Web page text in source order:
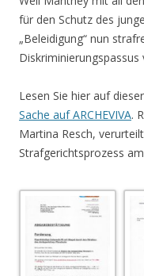
für den Schutz des
„Beleidigung“ nun
Diskriminierungspassus
Lesen Sie hier auf
Sache auf ARCHEVIVA.
Martina Resch,
Strafgerichtsprozess